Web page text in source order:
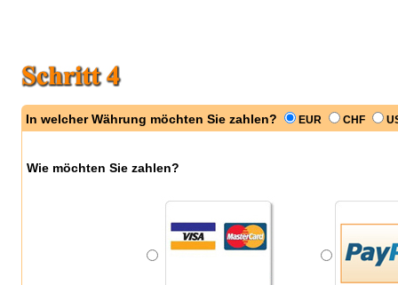
In welcher Währung möchten Sie zahlen? EUR CHF
Wie möchten Sie zahlen?